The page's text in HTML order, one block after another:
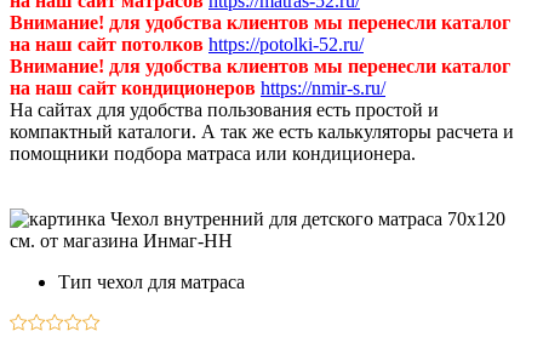
Внимание! для удобства клиентов мы перенесли каталог
на наш сайт потолков https://potolki-52.ru/
Внимание! для удобства клиентов мы перенесли каталог
на наш сайт кондиционеров https://nmir-s.ru/
На сайтах для удобства пользования есть простой и
компактный каталоги. А так же есть калькуляторы расчета и
помощники подбора матраса или кондиционера.
Тип чехол для матраса